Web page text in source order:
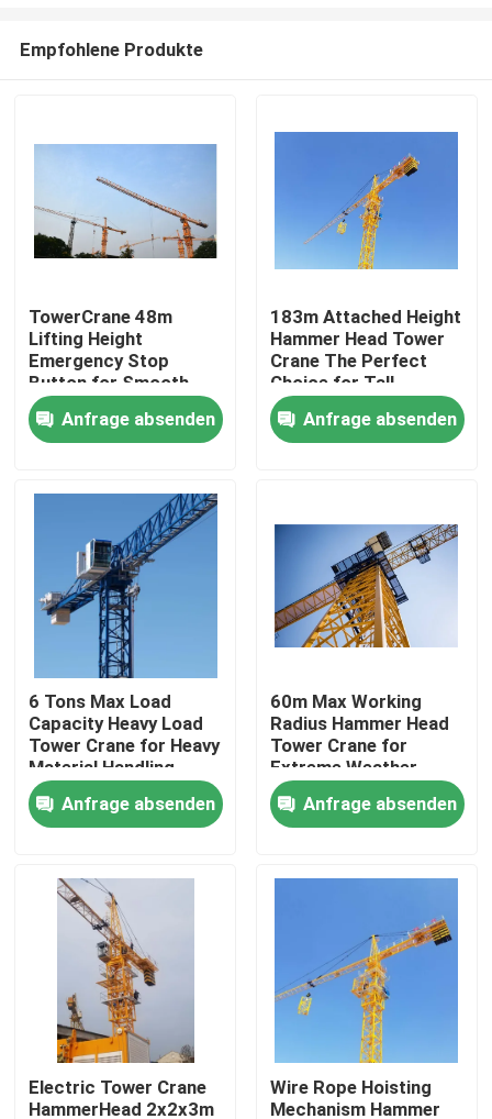
Produkte
Videos
Über uns
Fabrik Tour
Qualitätskontrolle
Kontakt
Referenzen
Flacher Spitzenturmkran
Hammer-Kopf-Turmkran
Empfohlene Produkte
TowerCrane 48m
Lifting Height
Emergency Stop
Button for Smooth
and Safe Construction
Anfrage absenden
183m Attached Height
Hammer Head Tower
Crane The Perfect
Choice for Tall
Structures
Anfrage absenden
6 Tons Max Load
Capacity Heavy Load
Tower Crane for Heavy
Material Handling
Requirements
Anfrage absenden
60m Max Working
Radius Hammer Head
Tower Crane for
Extreme Weather
Conditions
Construction
Anfrage absenden
Electric Tower Crane
HammerHead 2x2x3m
Wire Rope Hoisting
Mechanism Hammer